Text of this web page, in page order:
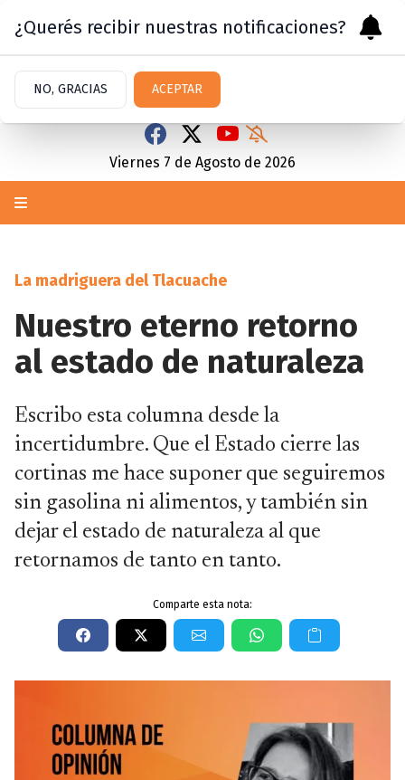
Viernes 7 de Agosto de 2026
La madriguera del Tlacuache
Nuestro eterno retorno
al estado de naturaleza
Escribo esta columna desde la
incertidumbre. Que el Estado cierre las
cortinas me hace suponer que seguiremos
sin gasolina ni alimentos, y también sin
dejar el estado de naturaleza al que
retornamos de tanto en tanto.
Comparte esta nota:
¿Querés recibir nuestras notificaciones?
NO, GRACIAS ACEPTAR